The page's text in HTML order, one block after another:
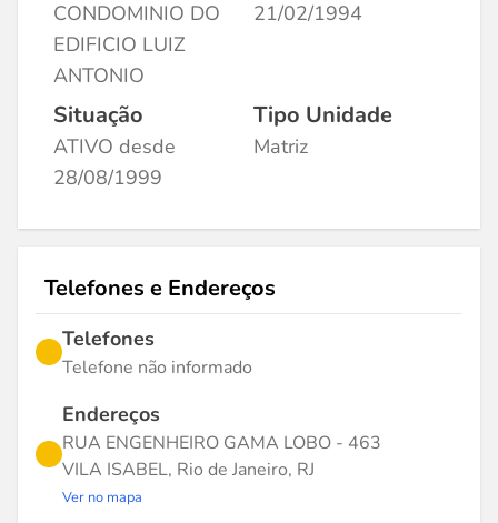
CONDOMINIO DO
EDIFICIO LUIZ
ANTONIO
21/02/1994
Situação
ATIVO desde
28/08/1999
Tipo Unidade
Matriz
Telefones e Endereços
Telefones
Telefone não informado
Endereços
RUA ENGENHEIRO GAMA LOBO - 463
VILA ISABEL, Rio de Janeiro, RJ
Ver no mapa